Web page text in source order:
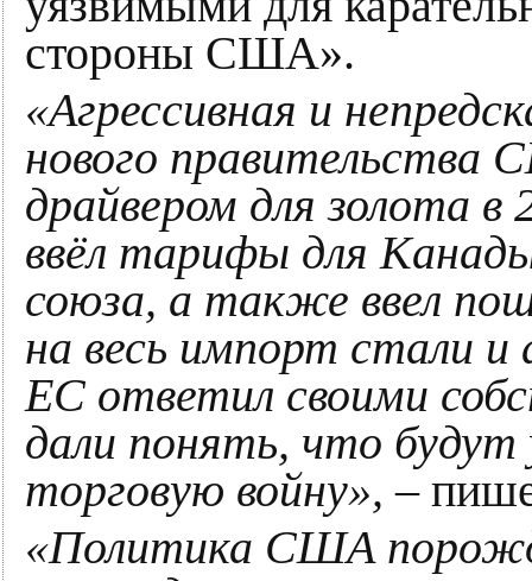
стороны США».
«Агрессивная и
нового
драйвером для золота
ввёл тарифы для
союза, а также ввел
на весь импорт стали
ЕС ответил своими
дали понять, что
торговую войну», –
«Политика США